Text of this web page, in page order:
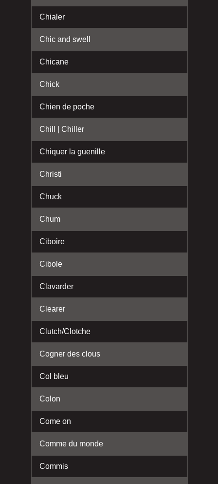
Chialer
Chic and swell
Chicane
Chick
Chien de poche
Chill | Chiller
Chiquer la guenille
Christi
Chuck
Chum
Ciboire
Cibole
Clavarder
Clearer
Clutch/Clotche
Cogner des clous
Col bleu
Colon
Come on
Comme du monde
Commis